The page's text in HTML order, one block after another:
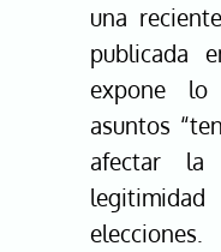
una
publicada
expone lo
asuntos
afectar la
elecciones.